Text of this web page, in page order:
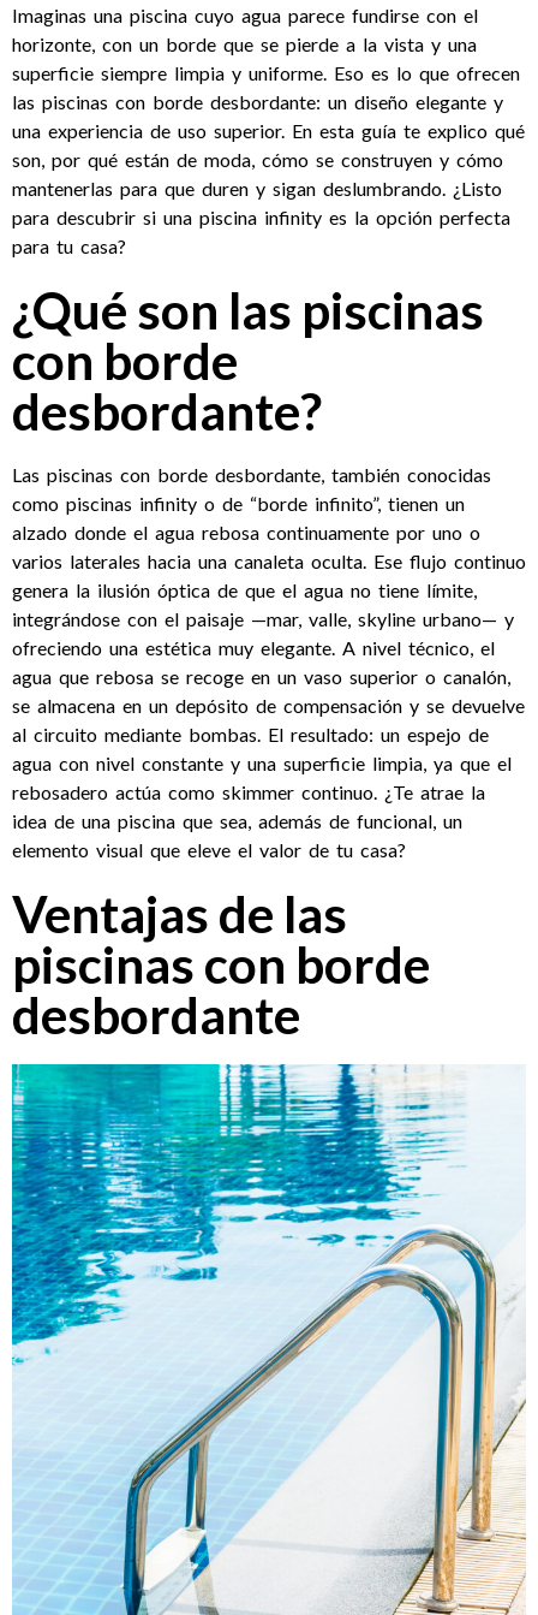
Imaginas una piscina cuyo agua parece fundirse con el
horizonte, con un borde que se pierde a la vista y una
superficie siempre limpia y uniforme. Eso es lo que ofrecen
las piscinas con borde desbordante: un diseño elegante y
una experiencia de uso superior. En esta guía te explico qué
son, por qué están de moda, cómo se construyen y cómo
mantenerlas para que duren y sigan deslumbrando. ¿Listo
para descubrir si una piscina infinity es la opción perfecta
para tu casa?
¿Qué son las piscinas
con borde
desbordante?
Las piscinas con borde desbordante, también conocidas
como piscinas infinity o de “borde infinito”, tienen un
alzado donde el agua rebosa continuamente por uno o
varios laterales hacia una canaleta oculta. Ese flujo continuo
genera la ilusión óptica de que el agua no tiene límite,
integrándose con el paisaje —mar, valle, skyline urbano— y
ofreciendo una estética muy elegante. A nivel técnico, el
agua que rebosa se recoge en un vaso superior o canalón,
se almacena en un depósito de compensación y se devuelve
al circuito mediante bombas. El resultado: un espejo de
agua con nivel constante y una superficie limpia, ya que el
rebosadero actúa como skimmer continuo. ¿Te atrae la
idea de una piscina que sea, además de funcional, un
elemento visual que eleve el valor de tu casa?
Ventajas de las
piscinas con borde
desbordante